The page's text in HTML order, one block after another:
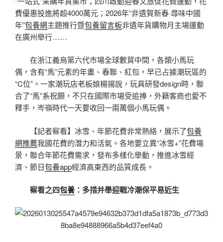
費優惠投進將超4000萬元；2026年“非遺賀新春·尋味中國
年”包養網主題推行暨包養留言板非遺年貨購物月主場運動
在廣州舉行……
在浙江義烏第六代市場全球數貿中間，各類小馬玩
偶，含有“馬”元素的年畫、春聯、紅包，早已占據潮玩區的
“C位”。一家潮玩店老板娘楊揚說，玩具研發design時，聯
合了“馬”系祝願，不只在國際市場受追捧，外籍客商也愛不
釋手，岑嶺時代一天要收回一兩萬個小馬玩偶。
【記者察看】冰雪、年節花費非常熱絡，展示了包養
網推薦我國花費的潛力和活氣。各地要立異“冰雪+”花費場
景，聯合年節花費需求，發布多樣化舉動，推進冰雪經
濟、節日包養app經濟高東西的品質成長。
察看之四包養 ：多措并舉迎戰冷潮保平易近生